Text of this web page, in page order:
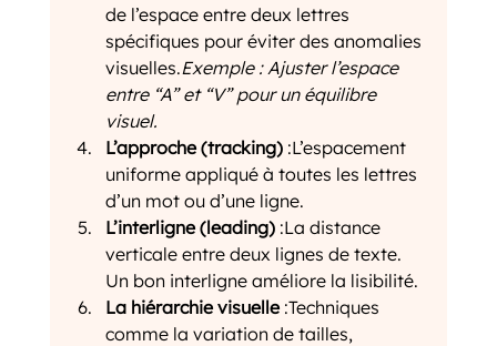
de l’espace entre deux lettres
spécifiques pour éviter des anomalies
visuelles.Exemple : Ajuster l’espace
entre “A” et “V” pour un équilibre
visuel.
L’approche (tracking) :L’espacement
uniforme appliqué à toutes les lettres
d’un mot ou d’une ligne.
L’interligne (leading) :La distance
verticale entre deux lignes de texte.
Un bon interligne améliore la lisibilité.
La hiérarchie visuelle :Techniques
comme la variation de tailles,